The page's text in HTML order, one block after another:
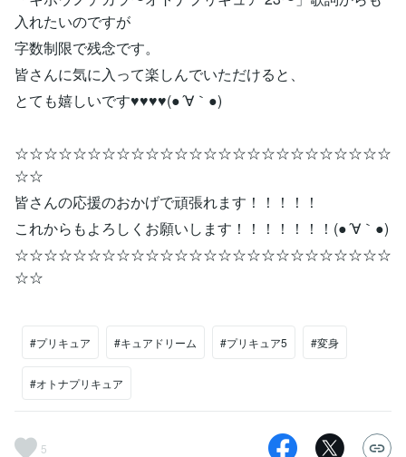
入れたいのですが
字数制限で残念です。
皆さんに気に入って楽しんでいただけると、
とても嬉しいです♥♥♥♥(●´∀｀●)
☆☆☆☆☆☆☆☆☆☆☆☆☆☆☆☆☆☆☆☆☆☆☆☆☆☆
☆☆
皆さんの応援のおかげで頑張れます！！！！！
これからもよろしくお願いします！！！！！！！(●´∀｀●)
☆☆☆☆☆☆☆☆☆☆☆☆☆☆☆☆☆☆☆☆☆☆☆☆☆☆
☆☆
#プリキュア #キュアドリーム #プリキュア5 #変身
#オトナプリキュア
5